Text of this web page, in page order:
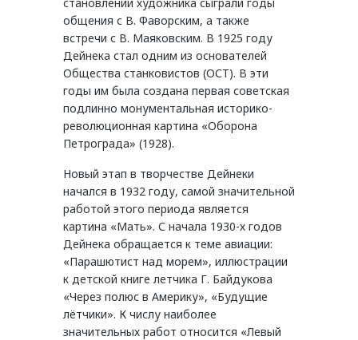
общения с В. Фаворским, а также
встречи с В. Маяковским. В 1925 году
Дейнека стал одним из основателей
Общества станковистов (ОСТ). В эти
годы им была создана первая советская
подлинно монументальная историко-
революционная картина «Оборона
Петрограда» (1928).
Новый этап в творчестве Дейнеки
начался в 1932 году, самой значительной
работой этого периода является
картина «Мать». С начала 1930-х годов
Дейнека обращается к теме авиации:
«Парашютист над морем», иллюстрации
к детской книге летчика Г. Байдукова
«Через полюс в Америку», «Будущие
лётчики». К числу наиболее
значительных работ относится «Левый